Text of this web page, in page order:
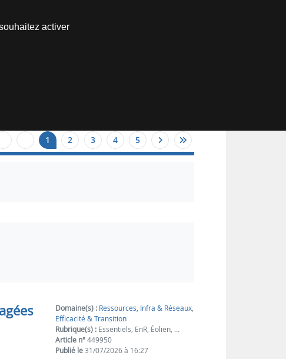
1 2 3 4 5
Domaine(s) : Ressources, Infra & Réseaux,
Efficacité & Transition
Rubrique(s) : Essentiels, EnR, Éolien, …
Article n°449950
Publié le31/07/2026 à 16:27
activer